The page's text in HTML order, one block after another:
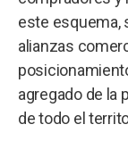
este esquema,
alianzas
agregado de la
de todo el